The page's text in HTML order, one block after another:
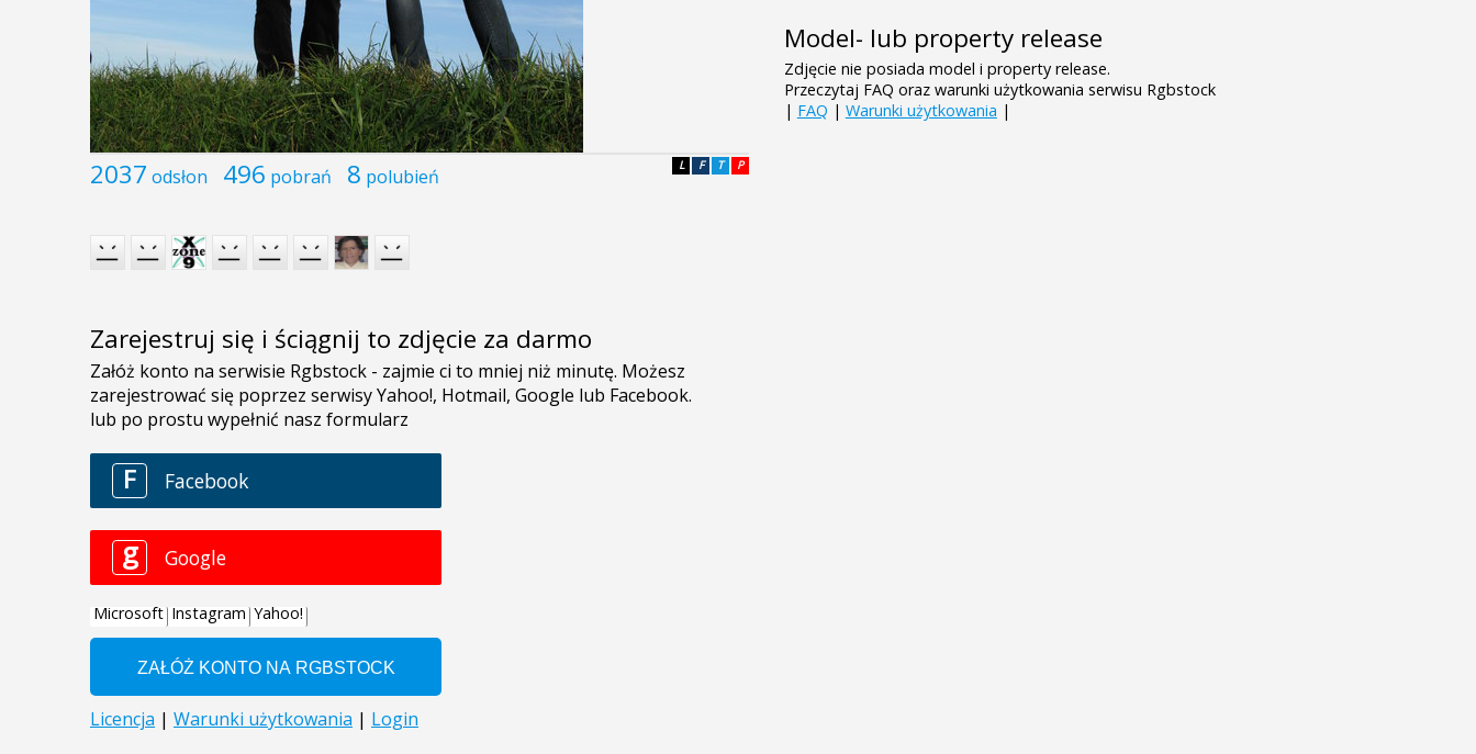
2037 odsłon 496 pobrań 8 polubień P
T
F
L
Zarejestruj się i ściągnij to zdjęcie za darmo
Model- lub property release
Zdjęcie nie posiada model i property release.
Przeczytaj FAQ oraz warunki użytkowania serwisu Rgbstock
| FAQ | Warunki użytkowania |